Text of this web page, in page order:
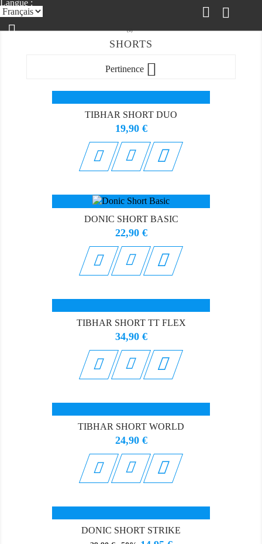
Langue :
(0)
SHORTS
Pertinence 
TIBHAR SHORT DUO
Prix
19,90 €

DONIC SHORT BASIC
Prix
22,90 €

TIBHAR SHORT TT FLEX
Prix
34,90 €

TIBHAR SHORT WORLD
Prix
24,90 €

DONIC SHORT STRIKE